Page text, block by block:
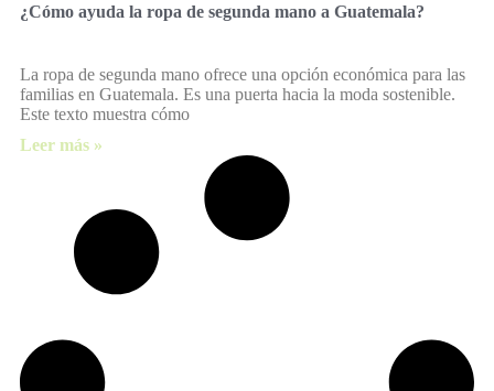
¿Cómo ayuda la ropa de segunda mano a Guatemala?
La ropa de segunda mano ofrece una opción económica para las
familias en Guatemala. Es una puerta hacia la moda sostenible.
Este texto muestra cómo
Leer más »